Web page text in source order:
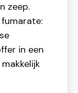
zeep.
fumarate:
in een